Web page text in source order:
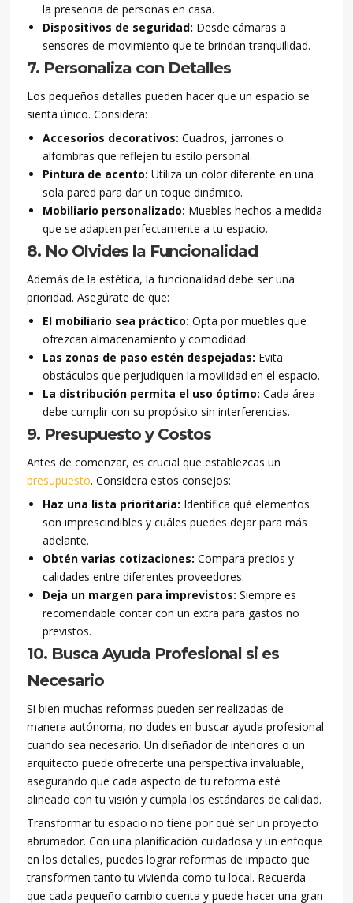
la presencia de personas en casa.
Dispositivos de seguridad: Desde cámaras a
sensores de movimiento que te brindan tranquilidad.
7. Personaliza con Detalles
Los pequeños detalles pueden hacer que un espacio se
sienta único. Considera:
Accesorios decorativos: Cuadros, jarrones o
alfombras que reflejen tu estilo personal.
Pintura de acento: Utiliza un color diferente en una
sola pared para dar un toque dinámico.
Mobiliario personalizado: Muebles hechos a medida
que se adapten perfectamente a tu espacio.
8. No Olvides la Funcionalidad
Además de la estética, la funcionalidad debe ser una
prioridad. Asegúrate de que:
El mobiliario sea práctico: Opta por muebles que
ofrezcan almacenamiento y comodidad.
Las zonas de paso estén despejadas: Evita
obstáculos que perjudiquen la movilidad en el espacio.
La distribución permita el uso óptimo: Cada área
debe cumplir con su propósito sin interferencias.
9. Presupuesto y Costos
Antes de comenzar, es crucial que establezcas un
presupuesto. Considera estos consejos:
Haz una lista prioritaria: Identifica qué elementos
son imprescindibles y cuáles puedes dejar para más
adelante.
Obtén varias cotizaciones: Compara precios y
calidades entre diferentes proveedores.
Deja un margen para imprevistos: Siempre es
recomendable contar con un extra para gastos no
previstos.
10. Busca Ayuda Profesional si es
Necesario
Si bien muchas reformas pueden ser realizadas de
manera autónoma, no dudes en buscar ayuda profesional
cuando sea necesario. Un diseñador de interiores o un
arquitecto puede ofrecerte una perspectiva invaluable,
asegurando que cada aspecto de tu reforma esté
alineado con tu visión y cumpla los estándares de calidad.
Transformar tu espacio no tiene por qué ser un proyecto
abrumador. Con una planificación cuidadosa y un enfoque
en los detalles, puedes lograr reformas de impacto que
transformen tanto tu vivienda como tu local. Recuerda
que cada pequeño cambio cuenta y puede hacer una gran